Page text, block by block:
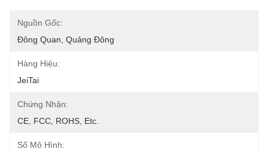
Nguồn Gốc:
Đông Quan, Quảng Đông
Hàng Hiệu:
JeiTai
Chứng Nhận:
CE, FCC, ROHS, Etc.
Số Mô Hình: